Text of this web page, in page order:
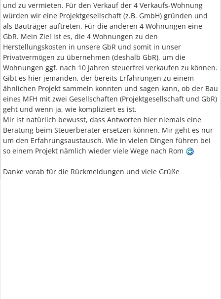
und zu vermieten. Für den Verkauf der 4 Verkaufs-Wohnung
würden wir eine Projektgesellschaft (z.B. GmbH) gründen und
als Bauträger auftreten. Für die anderen 4 Wohnungen eine
GbR. Mein Ziel ist es, die 4 Wohnungen zu den
Herstellungskosten in unsere GbR und somit in unser
Privatvermögen zu übernehmen (deshalb GbR), um die
Wohnungen ggf. nach 10 Jahren steuerfrei verkaufen zu können.
Gibt es hier jemanden, der bereits Erfahrungen zu einem
ähnlichen Projekt sammeln konnten und sagen kann, ob der Bau
eines MFH mit zwei Gesellschaften (Projektgesellschaft und GbR)
geht und wenn ja, wie kompliziert es ist.
Mir ist natürlich bewusst, dass Antworten hier niemals eine
Beratung beim Steuerberater ersetzen können. Mir geht es nur
um den Erfahrungsaustausch. Wie in vielen Dingen führen bei
so einem Projekt nämlich wieder viele Wege nach Rom
Danke vorab für die Rückmeldungen und viele Grüße